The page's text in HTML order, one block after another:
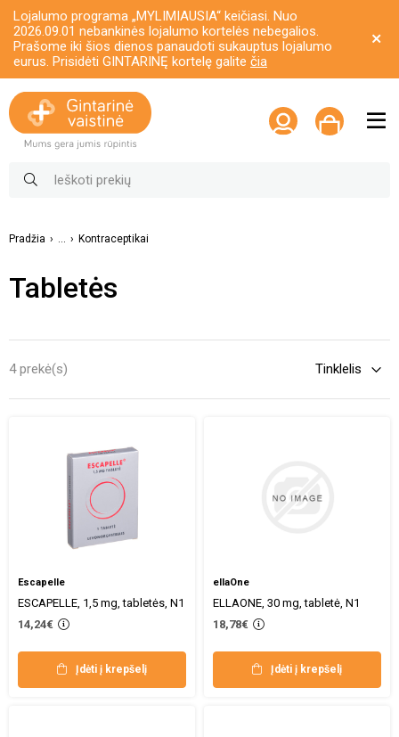
Lojalumo programa „MYLIMIAUSIA“ keičiasi. Nuo
2026.09.01 nebankinės lojalumo kortelės nebegalios.
Prašome iki šios dienos panaudoti sukauptus lojalumo
eurus. Prisidėti GINTARINĘ kortelę galite čia
Pradžia ... Kontraceptikai
Tabletės
4 prekė(s)
Escapelle
ESCAPELLE, 1,5 mg, tabletės, N1
14,24€
Įdėti į krepšelį
ellaOne
ELLAONE, 30 mg, tabletė, N1
18,78€
Įdėti į krepšelį